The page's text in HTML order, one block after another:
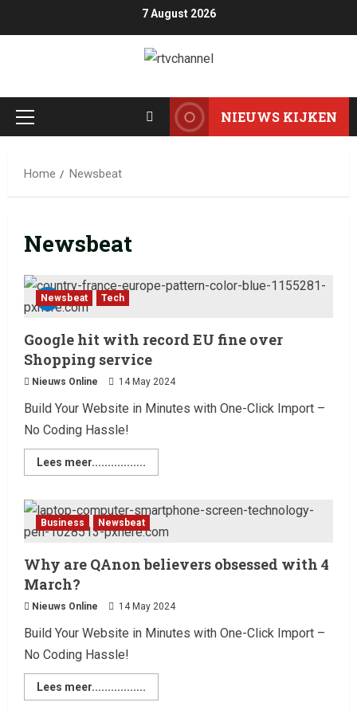
7 August 2026
NIEUWS KIJKEN
Home Newsbeat
Newsbeat
Newsbeat Tech
Google hit with record EU fine over
Shopping service
Nieuws Online 14 May 2024
Build Your Website in Minutes with One-Click Import –
No Coding Hassle!
Lees meer.................
Business Newsbeat
Why are QAnon believers obsessed with 4
March?
Nieuws Online 14 May 2024
Build Your Website in Minutes with One-Click Import –
No Coding Hassle!
Lees meer.................
Laatste nieuws net binnen
Billboard wordt vandaag, 13
februari 2026, gedomineerd
door Ella Langley, die met haar